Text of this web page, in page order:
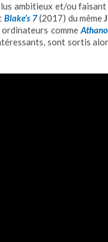
ambitieux et/ou faisant
Blake’s 7(2017) du même
comme
sont sortis